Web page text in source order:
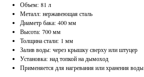
Объем: 81 л
Металл: нержавеющая сталь
Диаметр бака: 400 мм
Высота: 700 мм
Толщина стали: 1 мм
Залив воды: через крышку сверху или штуцер
Установка: над топкой на дымоход
Применяется для нагревания или хранения воды